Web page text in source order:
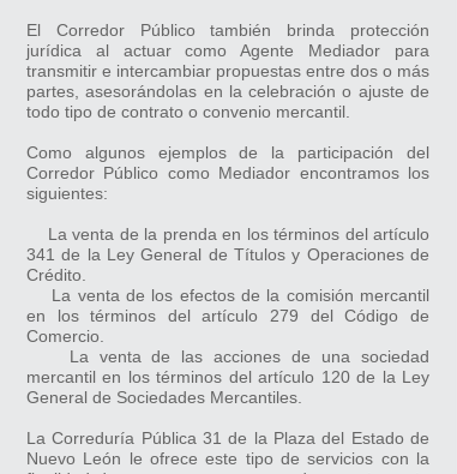
El Corredor Público también brinda protección
jurídica al actuar como Agente Mediador para
transmitir e intercambiar propuestas entre dos o más
partes, asesorándolas en la celebración o ajuste de
todo tipo de contrato o convenio mercantil.
Como algunos ejemplos de la participación del
Corredor Público como Mediador encontramos los
siguientes:
La venta de la prenda en los términos del artículo
341 de la Ley General de Títulos y Operaciones de
Crédito.
La venta de los efectos de la comisión mercantil
en los términos del artículo 279 del Código de
Comercio.
La venta de las acciones de una sociedad
mercantil en los términos del artículo 120 de la Ley
General de Sociedades Mercantiles.
La Correduría Pública 31 de la Plaza del Estado de
Nuevo León le ofrece este tipo de servicios con la